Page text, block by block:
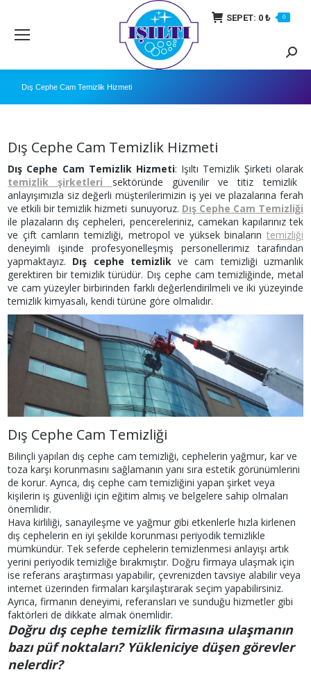
SEPET: 0 ₺ 0
Dış Cephe Cam Temizlik Hizmeti
Dış Cephe Cam Temizlik Hizmeti
Dış Cephe Cam Temizlik Hizmeti: Işıltı Temizlik Şirketi olarak
temizlik şirketleri sektöründe güvenilir ve titiz temizlik
anlayışımızla siz değerli müşterilerimizin iş yei ve plazalarına ferah
ve etkili bir temizlik hizmeti sunuyoruz. Dış Cephe Cam Temizliği
ile plazaların dış cepheleri, pencereleriniz, camekan kapılarınız tek
ve çift camların temizliği, metropol ve yüksek binaların temizliği
deneyimli işinde profesyonelleşmiş personellerimiz tarafından
yapmaktayız. Dış cephe temizlikve cam temizliği uzmanlık
gerektiren bir temizlik türüdür. Dış cephe cam temizliğinde, metal
ve cam yüzeyler birbirinden farklı değerlendirilmeli ve iki yüzeyinde
temizlik kimyasalı, kendi türüne göre olmalıdır.
Dış Cephe Cam Temizliği
Bilinçli yapılan dış cephe cam temizliği, cephelerin yağmur, kar ve
toza karşı korunmasını sağlamanın yanı sıra estetik görünümlerini
de korur. Ayrıca, dış cephe cam temizliğini yapan şirket veya
kişilerin iş güvenliği için eğitim almış ve belgelere sahip olmaları
önemlidir.
Hava kirliliği, sanayileşme ve yağmur gibi etkenlerle hızla kirlenen
dış cephelerin en iyi şekilde korunması periyodik temizlikle
mümkündür. Tek seferde cephelerin temizlenmesi anlayışı artık
yerini periyodik temizliğe bırakmıştır. Doğru firmaya ulaşmak için
ise referans araştırması yapabilir, çevrenizden tavsiye alabilir veya
internet üzerinden firmaları karşılaştırarak seçim yapabilirsiniz.
Ayrıca, firmanın deneyimi, referansları ve sunduğu hizmetler gibi
faktörleri de dikkate almak önemlidir.
Doğru dış cephe temizlik firmasına ulaşmanın
bazı püf noktaları? Yükleniciye düşen görevler
nelerdir?